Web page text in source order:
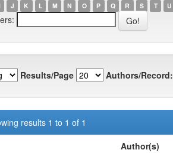
J K L M N O P Q R S T U
Results/Page Authors/Record:
results 1 to 1 of 1
Author(s)